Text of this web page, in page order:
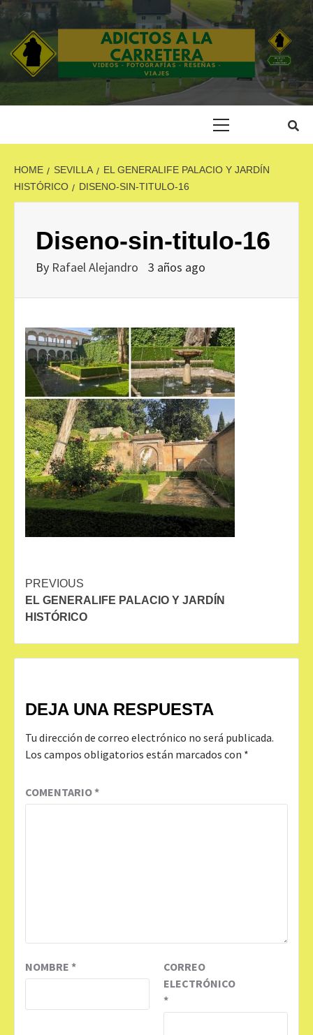
Skip
content
ADICTOS A LA
CARRETERA
HOME SEVILLA
EL GENERALIFE PALACIO Y JARDÍN
HISTÓRICO
DISENO-SIN-TITULO-16
Diseno-sin-titulo-16
By Rafael Alejandro 3 años ago
Continue
Reading
PREVIOUS
EL GENERALIFE PALACIO Y JARDÍN
HISTÓRICO
DEJA UNA RESPUESTA
Tu dirección de correo electrónico no será publicada.
Los campos obligatorios están marcados con *
COMENTARIO*
NOMBRE *
CORREO
ELECTRÓNICO
*